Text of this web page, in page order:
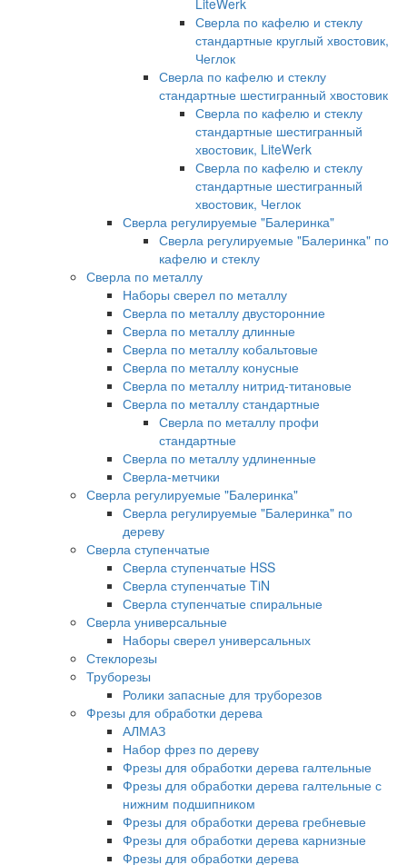
LiteWerk
Сверла по кафелю и стеклу
стандартные круглый хвостовик,
Чеглок
Сверла по кафелю и стеклу
стандартные шестигранный хвостовик
Сверла по кафелю и стеклу
стандартные шестигранный
хвостовик, LiteWerk
Сверла по кафелю и стеклу
стандартные шестигранный
хвостовик, Чеглок
Сверла регулируемые "Балеринка"
Сверла регулируемые "Балеринка" по
кафелю и стеклу
Сверла по металлу
Наборы сверел по металлу
Сверла по металлу двусторонние
Сверла по металлу длинные
Сверла по металлу кобальтовые
Сверла по металлу конусные
Сверла по металлу нитрид-титановые
Сверла по металлу стандартные
Сверла по металлу профи
стандартные
Сверла по металлу удлиненные
Сверла-метчики
Сверла регулируемые "Балеринка"
Сверла регулируемые "Балеринка" по
дереву
Сверла ступенчатые
Сверла ступенчатые HSS
Сверла ступенчатые TiN
Сверла ступенчатые спиральные
Сверла универсальные
Наборы сверел универсальных
Стеклорезы
Труборезы
Ролики запасные для труборезов
Фрезы для обработки дерева
АЛМАЗ
Набор фрез по дереву
Фрезы для обработки дерева галтельные
Фрезы для обработки дерева галтельные с
нижним подшипником
Фрезы для обработки дерева гребневые
Фрезы для обработки дерева карнизные
Фрезы для обработки дерева